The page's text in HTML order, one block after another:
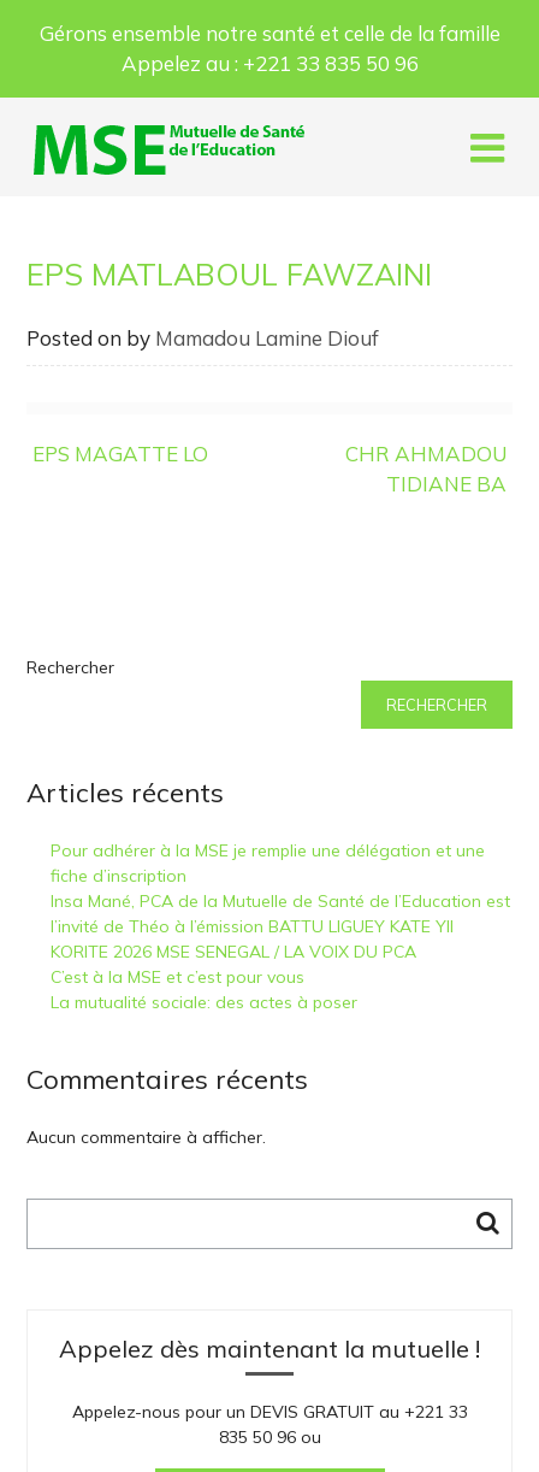
Gérons ensemble notre santé et celle de la famille
Appelez au : +221 33 835 50 96
Rechercher
RECHERCHER
Articles récents
Pour adhérer à la MSE je remplie une délégation et une
fiche d’inscription
Insa Mané, PCA de la Mutuelle de Santé de l’Education est
l’invité de Théo à l’émission BATTU LIGUEY KATE YII​
KORITE 2026 MSE SENEGAL / LA VOIX DU PCA
C’est à la MSE et c’est pour vous
La mutualité sociale: des actes à poser
Commentaires récents
Aucun commentaire à afficher.
Appelez dès maintenant la mutuelle !
Appelez-nous pour un DEVIS GRATUIT au +221 33
835 50 96 ou
EPS MATLABOUL FAWZAINI
Posted on by Mamadou Lamine Diouf
de
EPS MAGATTE LO
CHR AHMADOU
TIDIANE BA